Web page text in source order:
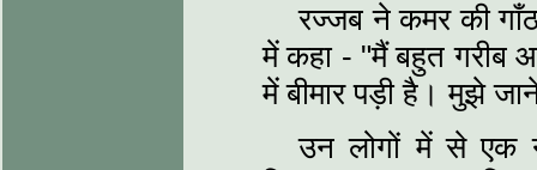
रज्जब ने कमर की
में कहा - "मैं बहुत गरीब
में बीमार पड़ी है। मुझे
उन लोगों में से एक ने